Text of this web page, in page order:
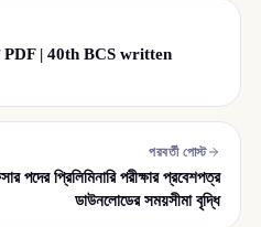
PDF | 40th BCS written
পরবর্তী পোস্ট
পদের প্রিলিমিনারি পরীক্ষার প্রবেশপত্র
ডাউনলোডের সময়সীমা বৃদ্ধি